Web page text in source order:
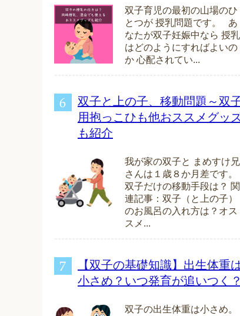
双子育児の最初の山場のひ
とつが 授乳問題です。 あ
なたが双子妊娠中なら 授乳
はどのようにすればよいの
か 心配されてい...
双子と上の子、移動問題～双
用抱っこひも他おススメグッ
も紹介
我が家の双子と まめすけ兄
さんは１歳８か月差です。
双子だけの移動手段は？ 関
連記事：双子（と上の子）
のお風呂の入れ方は？オス
スメ...
【双子の基礎知識】出生体重
小さめ？いつ発育が追いつく？
双子の出生体重は小さめ。